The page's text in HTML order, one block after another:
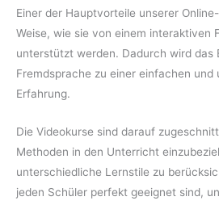
Einer der Hauptvorteile unserer
Weise, wie sie von einem interaktiven
unterstützt werden. Dadurch wird das
Fremdsprache zu einer einfachen und
Erfahrung.
Die Videokurse sind darauf
Methoden in den Unterricht
unterschiedliche Lernstile zu
jeden Schüler perfekt geeignet sind,